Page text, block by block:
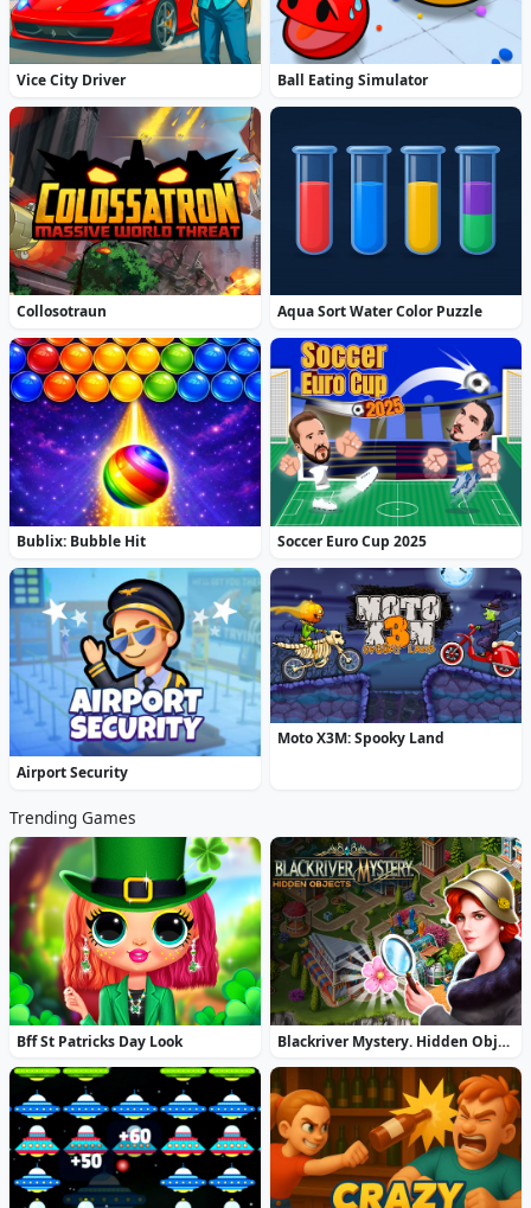
Vice City Driver Ball Eating Simulator
Collosotraun Aqua Sort Water Color Puzzle
Bublix: Bubble Hit Soccer Euro Cup 2025
Airport Security
Moto X3M: Spooky Land
Trending Games
Bff St Patricks Day Look Blackriver Mystery. Hidden Objects